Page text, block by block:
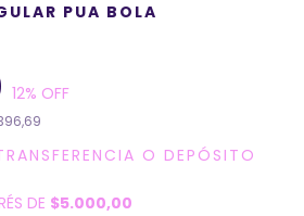
PUA BOLA
12% OFF
O DEPÓSITO
DE $5.000,00